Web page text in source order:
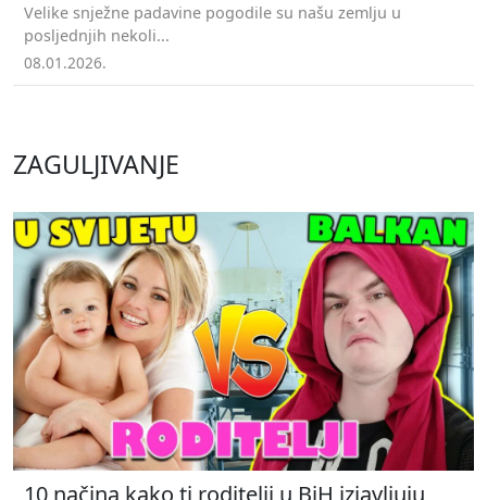
Velike snježne padavine pogodile su našu zemlju u
posljednjih nekoli...
08.01.2026.
ZAGULJIVANJE